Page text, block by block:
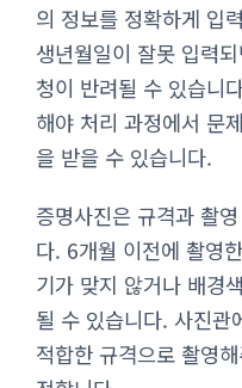
의 정보를 정확하게 입
생년월일이 잘못 입력
청이 반려될 수 있습니
해야 처리 과정에서 문
을 받을 수 있습니다.
증명사진은 규격과 촬
다. 6개월 이전에 촬영
기가 맞지 않거나 배경
될 수 있습니다. 사진관
적합한 규격으로 촬영